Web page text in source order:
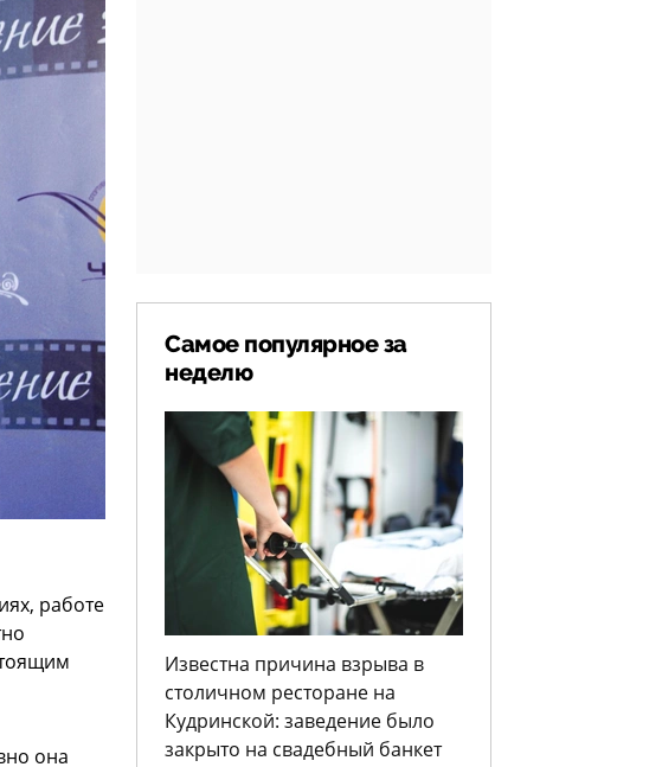
работе
она
Самое популярное за
неделю
Известна причина взрыва в
столичном ресторане на
Кудринской: заведение было
закрыто на свадебный банкет